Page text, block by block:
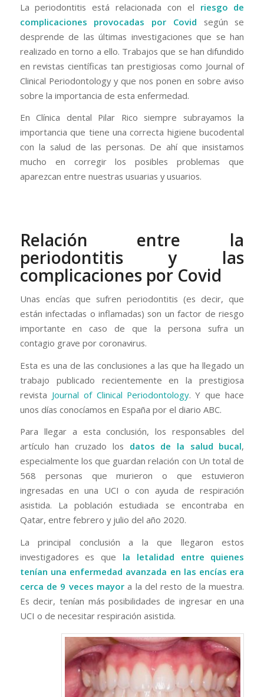
La periodontitis está relacionada con el riesgo de
complicaciones provocadas por Covid según se
desprende de las últimas investigaciones que se han
realizado en torno a ello. Trabajos que se han difundido
en revistas científicas tan prestigiosas como Journal of
Clinical Periodontology y que nos ponen en sobre aviso
sobre la importancia de esta enfermedad.
En Clínica dental Pilar Rico siempre subrayamos la
importancia que tiene una correcta higiene bucodental
con la salud de las personas. De ahí que insistamos
mucho en corregir los posibles problemas que
aparezcan entre nuestras usuarias y usuarios.
Relación entre la
periodontitis y las
complicaciones por Covid
Unas encías que sufren periodontitis (es decir, que
están infectadas o inflamadas) son un factor de riesgo
importante en caso de que la persona sufra un
contagio grave por coronavirus.
Esta es una de las conclusiones a las que ha llegado un
trabajo publicado recientemente en la prestigiosa
revista Journal of Clinical Periodontology. Y que hace
unos días conocíamos en España por el diario ABC.
Para llegar a esta conclusión, los responsables del
artículo han cruzado los datos de la salud bucal,
especialmente los que guardan relación con Un total de
568 personas que murieron o que estuvieron
ingresadas en una UCI o con ayuda de respiración
asistida. La población estudiada se encontraba en
Qatar, entre febrero y julio del año 2020.
La principal conclusión a la que llegaron estos
investigadores es que la letalidad entre quienes
tenían una enfermedad avanzada en las encías era
cerca de 9 veces mayora la del resto de la muestra.
Es decir, tenían más posibilidades de ingresar en una
UCI o de necesitar respiración asistida.